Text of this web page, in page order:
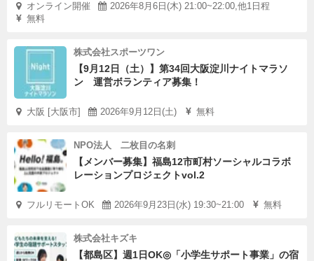
オンライン開催
2026年8月6日(木) 21:00~22:00,他1日程
無料
株式会社スポーツワン
【9月12日（土）】第34回大阪淀川ナイトマラソ
ン 運営ボランティア募集！
大阪 [大阪市] 2026年9月12日(土) 無料
NPO法人 二枚目の名刺
【メンバー募集】福島12市町村ソーシャルコラボ
レーションプロジェクトvol.2
フルリモートOK 2026年9月23日(水) 19:30~21:00 無料
株式会社キズキ
【都島区】週1日OK◎「小学生サポート事業」の宿